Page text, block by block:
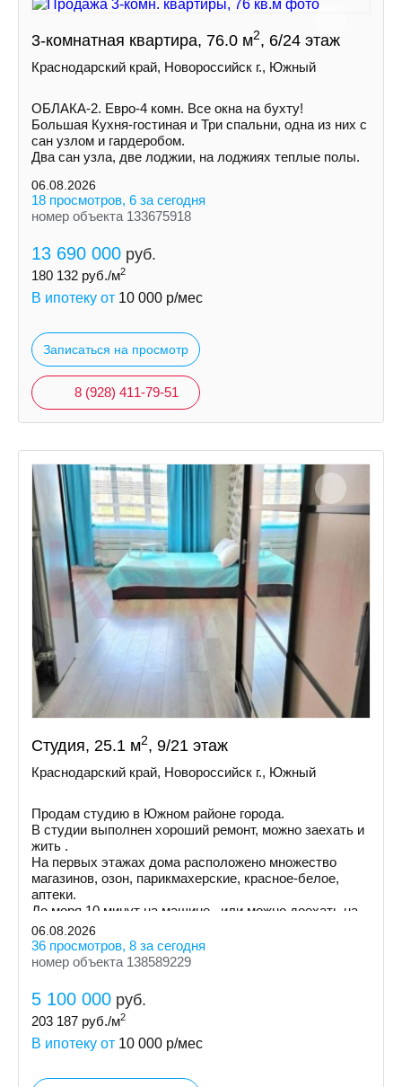
3-комнатная квартира, 76.0 м2, 6/24 этаж
Краснодарский край, Новороссийск г., Южный
ОБЛАКА-2. Евро-4 комн. Все окна на бухту!
Большая Кухня-гостиная и Три спальни, одна из них с
сан узлом и гардеробом.
Два сан узла, две лоджии, на лоджиях теплые полы.
06.08.2026
18 просмотров, 6 за сегодня
номер объекта 133675918
13 690 000 руб.
180 132 руб./м2
В ипотеку от 10 000 р/мес
Записаться на просмотр
8 (928) 411-79-51
Студия, 25.1 м2, 9/21 этаж
Краснодарский край, Новороссийск г., Южный
Продам студию в Южном районе города.
В студии выполнен хороший ремонт, можно заехать и
жить .
На первых этажах дома расположено множество
магазинов, озон, парикмахерские, красное-белое,
аптеки.
До моря 10 минут на машине , или можно доехать на
маршрутке.
06.08.2026
36 просмотров, 8 за сегодня
номер объекта 138589229
5 100 000 руб.
203 187 руб./м2
В ипотеку от 10 000 р/мес